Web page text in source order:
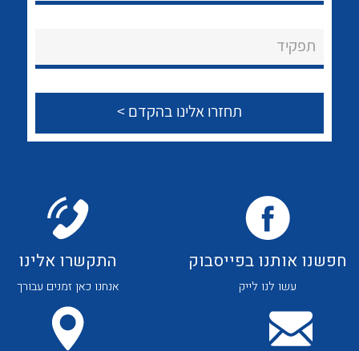
לכל מוצרי היצרן לכל מוצרי היצרן
תפקיד
חפשנו אותנו בפייסבוק
עשו לנו לייק
התקשרו אלינו
אנחנו כאן זמנים עבורך